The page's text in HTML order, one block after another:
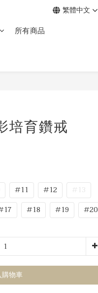
繁體中文
所有商品
培育鑽戒
#11 #12
#13
#18 #19 #20
物車